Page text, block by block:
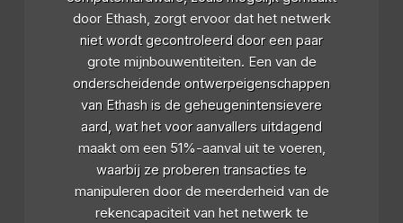
door Ethash, zorgt ervoor dat het netwerk
niet wordt gecontroleerd door een paar
grote mijnbouwentiteiten. Een van de
onderscheidende ontwerpeigenschappen
van Ethash is de geheugenintensievere
aard, wat het voor aanvallers uitdagend
maakt om een 51%-aanval uit te voeren,
waarbij ze proberen transacties te
manipuleren door de meerderheid van de
rekencapaciteit van het netwerk te